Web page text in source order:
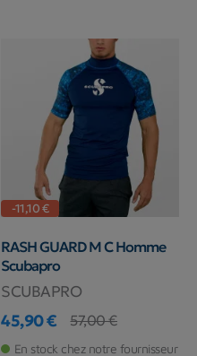
-11,10 €
RASH GUARD M C Homme
Scubapro
SCUBAPRO
Prix
45,90 €
Prix de base
57,00 €
En stock chez notre fournisseur